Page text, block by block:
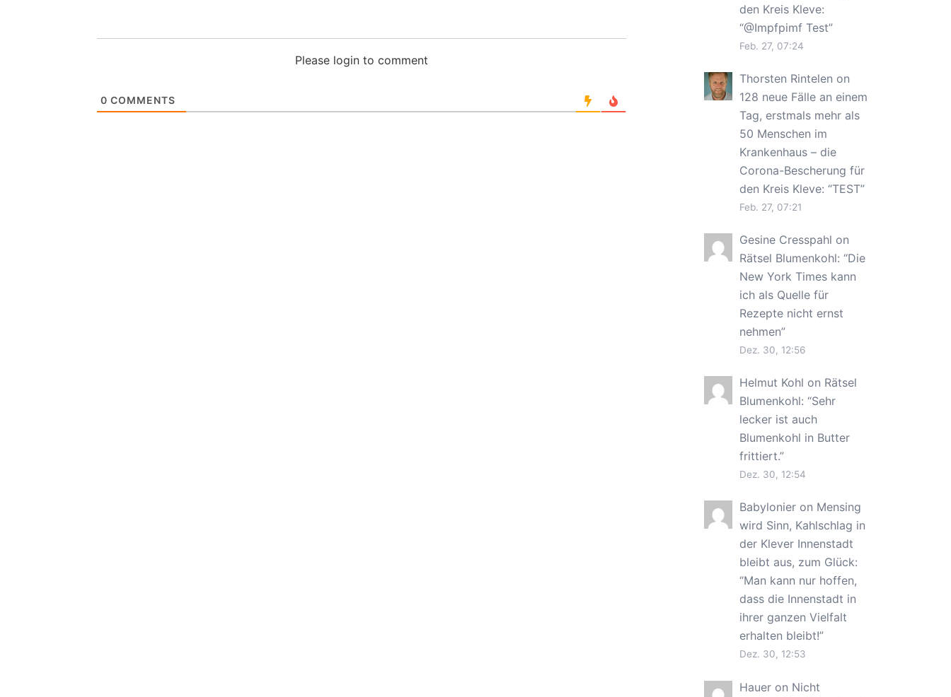
Please login to comment
0 COMMENTS
den Kreis Kleve:
“@Impfpimf Test”
Feb. 27, 07:24
Thorsten Rintelen on
128 neue Fälle an einem
Tag, erstmals mehr als
50 Menschen im
Krankenhaus – die
Corona-Bescherung für
den Kreis Kleve: “TEST”
Feb. 27, 07:21
Gesine Cresspahl on
Rätsel Blumenkohl: “Die
New York Times kann
ich als Quelle für
Rezepte nicht ernst
nehmen”
Dez. 30, 12:56
Helmut Kohl on Rätsel
Blumenkohl: “Sehr
lecker ist auch
Blumenkohl in Butter
frittiert.”
Dez. 30, 12:54
Babylonieron Mensing
wird Sinn, Kahlschlag in
der Klever Innenstadt
bleibt aus, zum Glück:
“Man kann nur hoffen,
dass die Innenstadt in
ihrer ganzen Vielfalt
erhalten bleibt!”
Dez. 30, 12:53
Haueron Nicht